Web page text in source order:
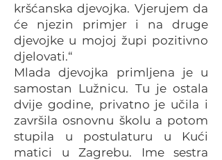
kršćanska djevojka. Vjerujem da
će njezin primjer i na druge
djevojke u mojoj župi pozitivno
djelovati.“
Mlada djevojka primljena je u
samostan Lužnicu. Tu je ostala
dvije godine, privatno je učila i
završila osnovnu školu a potom
stupila u postulaturu u Kući
matici u Zagrebu. Ime sestra